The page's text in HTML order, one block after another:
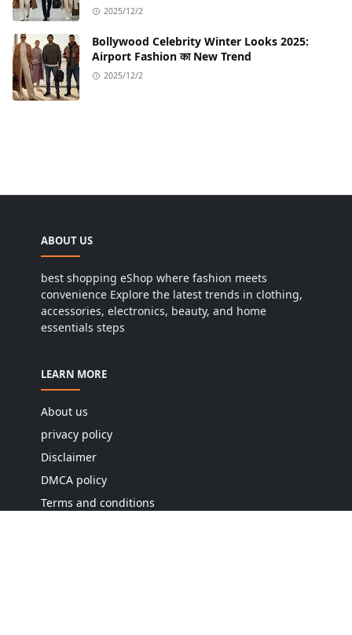
2025/12/2
Bollywood Celebrity Winter Looks 2025:
Airport Fashion का New Trend
2025/12/2
ABOUT US
best shopping eShop where fashion meets
convenience Explore the latest trends in clothing,
accessories, electronics, beauty, and home
essentials steps
LEARN MORE
About us
privacy policy
Disclaimer
DMCA policy
Terms and conditions